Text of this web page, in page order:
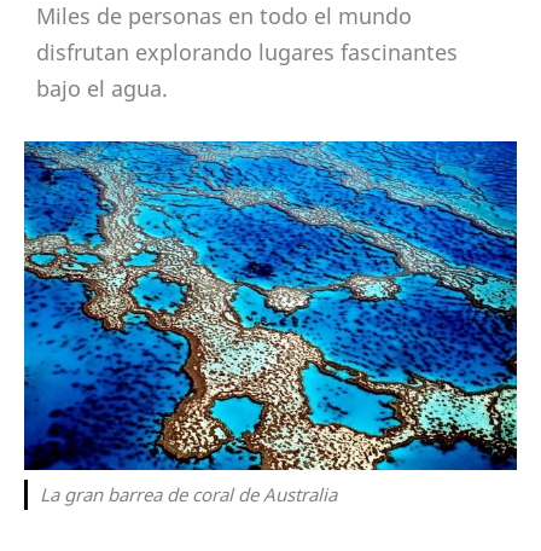
Miles de personas en todo el mundo
disfrutan explorando lugares fascinantes
bajo el agua.
La gran barrea de coral de Australia